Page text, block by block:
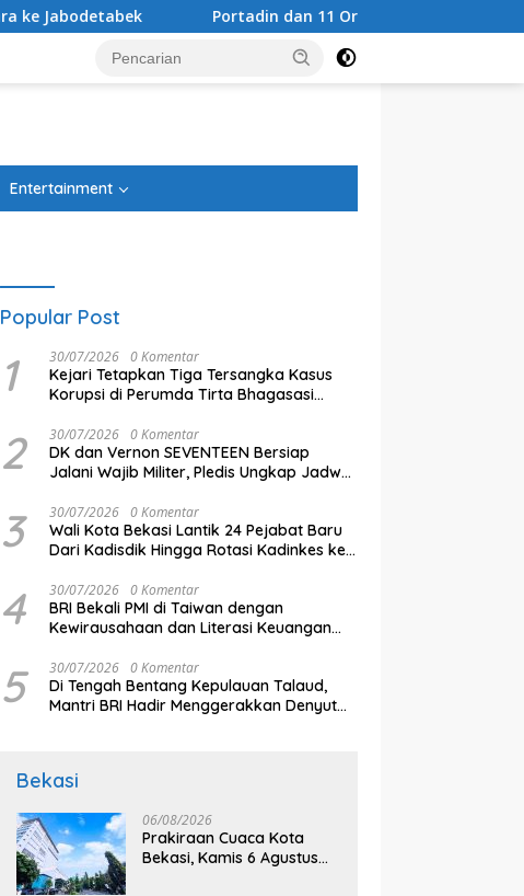
Portadin dan 11 Organisasi Temui DPRD, Dorong Hak Konsesi
Entertainment
Popular Post
1 30/07/2026 0 Komentar
Kejari Tetapkan Tiga Tersangka Kasus
Korupsi di Perumda Tirta Bhagasasi
Miliar
2 30/07/2026 0 Komentar
DK dan Vernon SEVENTEEN Bersiap
Jalani Wajib Militer, Pledis Ungkap Jadwal
3 30/07/2026 0 Komentar
Wali Kota Bekasi Lantik 24 Pejabat Baru
Dari Kadisdik Hingga Rotasi Kadinkes ke
4 30/07/2026 0 Komentar
BRI Bekali PMI di Taiwan dengan
Kewirausahaan dan Literasi Keuangan
5 30/07/2026 0 Komentar
Di Tengah Bentang Kepulauan Talaud,
Mantri BRI Hadir Menggerakkan Denyut
Bekasi
06/08/2026
Prakiraan Cuaca Kota
Bekasi, Kamis 6 Agustus